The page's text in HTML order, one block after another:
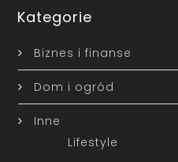
Kategorie
Biznes i finanse
Dom i ogród
Inne
Lifestyle